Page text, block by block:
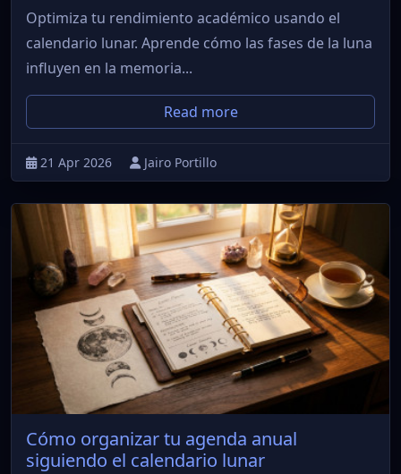
Optimiza tu rendimiento académico usando el
calendario lunar. Aprende cómo las fases de la luna
influyen en la memoria...
Read more
21 Apr 2026 Jairo Portillo
Cómo organizar tu agenda anual
siguiendo el calendario lunar